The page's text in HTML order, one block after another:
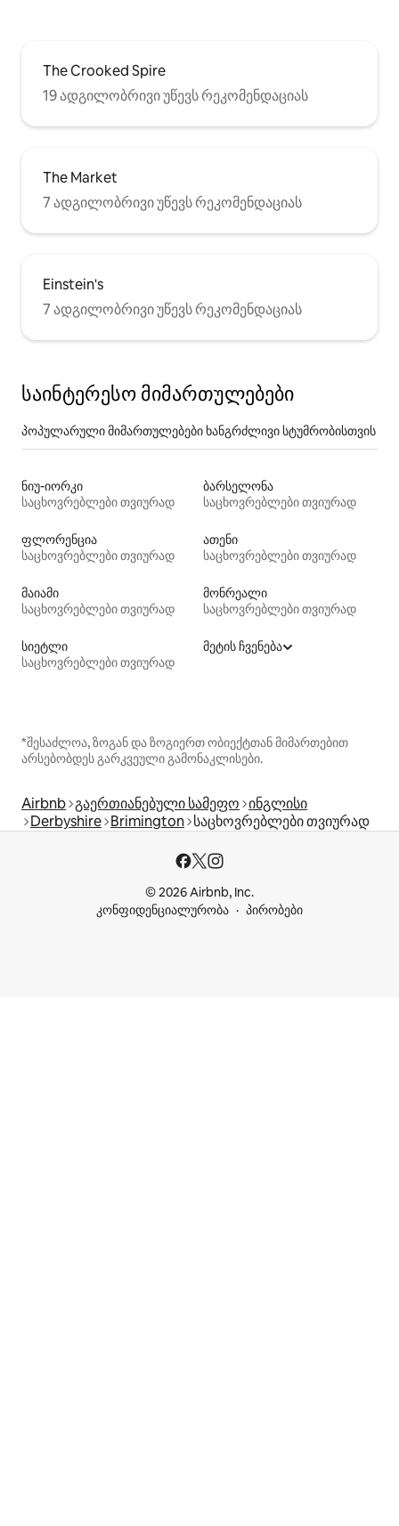
The Crooked Spire
19 ადგილობრივი უწევს რეკომენდაციას
The Market
7 ადგილობრივი უწევს რეკომენდაციას
Einstein's
7 ადგილობრივი უწევს რეკომენდაციას
საინტერესო მიმართულებები
პოპულარული მიმართულებები ხანგრძლივი სტუმრობისთვის
ნიუ-იორკი
საცხოვრებლები თვიურად
ბარსელონა
საცხოვრებლები თვიურად
ფლორენცია
საცხოვრებლები თვიურად
ათენი
საცხოვრებლები თვიურად
მაიამი
საცხოვრებლები თვიურად
მონრეალი
საცხოვრებლები თვიურად
სიეტლი
საცხოვრებლები თვიურად
მეტის ჩვენება
*შესაძლოა, ზოგან და ზოგიერთ ობიექტთან მიმართებით
არსებობდეს გარკვეული გამონაკლისები.
Airbnb გაერთიანებული სამეფო ინგლისი
Derbyshire Brimington საცხოვრებლები თვიურად
© 2026 Airbnb, Inc.
კონფიდენციალურობა
პირობები